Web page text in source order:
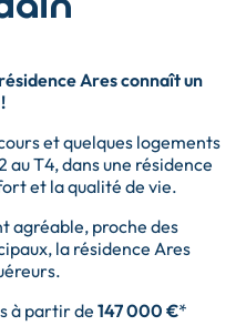
Ares connaît un
et quelques logements
au T4, dans une résidence
et la qualité de vie.
agréable, proche des
la résidence Ares
à partir de 147 000 €*